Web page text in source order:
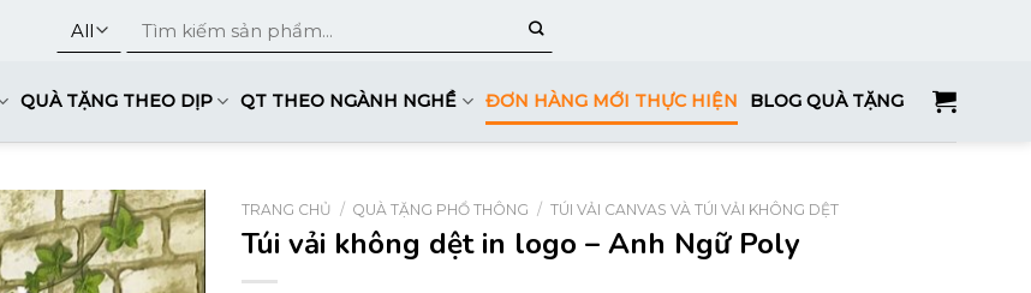
QUÀ TẶNG THEO DỊP QT THEO NGÀNH NGHỀ ĐƠN HÀNG MỚI THỰC HIỆN BLOG QUÀ TẶNG
TRANG CHỦ / QUÀ TẶNG PHỔ THÔNG / TÚI VẢI CANVAS VÀ TÚI VẢI KHÔNG DỆT
Túi vải không dệt in logo – Anh Ngữ Poly